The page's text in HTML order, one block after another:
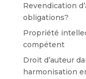
Revendication
obligations?
Propriété
compétent
Droit d’auteur
harmonisation